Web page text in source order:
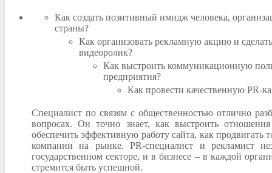
Как создать позитивный имидж человека,
страны?
Как организовать рекламную акцию и
видеоролик?
Как выстроить коммуникационную
предприятия?
Как провести качественную PR-
Специалист по связям с общественностью отлично
вопросах. Он точно знает, как выстроить
обеспечить эффективную работу сайта, как продвигать
компании на рынке. PR-специалист и рекламист
государственном секторе, и в бизнесе – в каждой
стремится быть успешной.